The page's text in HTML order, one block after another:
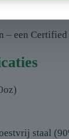
– een
staal